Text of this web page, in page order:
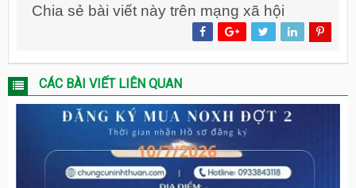
Chia sẻ bài viết này trên mạng xã hội
CÁC BÀI VIẾT LIÊN QUAN